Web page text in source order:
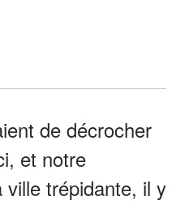
de décrocher
et notre
trépidante, il y